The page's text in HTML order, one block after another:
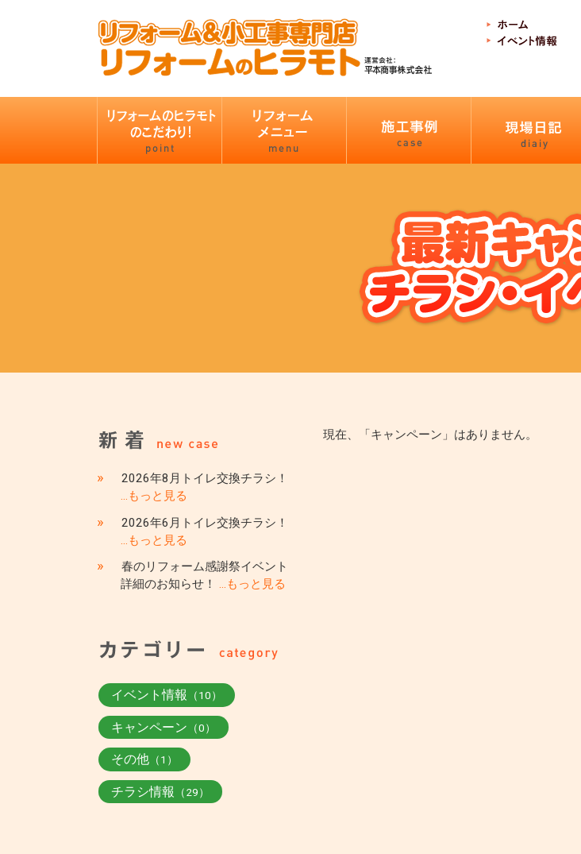
現在、「キャンペーン」はありません。
»
2026年8月トイレ交換チラシ！
…もっと見る
»
2026年6月トイレ交換チラシ！
…もっと見る
»
春のリフォーム感謝祭イベント
詳細のお知らせ！…もっと見る
イベント情報 （10）
キャンペーン （0）
その他（1）
チラシ情報 （29）